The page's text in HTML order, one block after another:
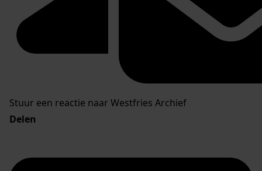
Stuur een reactie naar Westfries Archief
Delen